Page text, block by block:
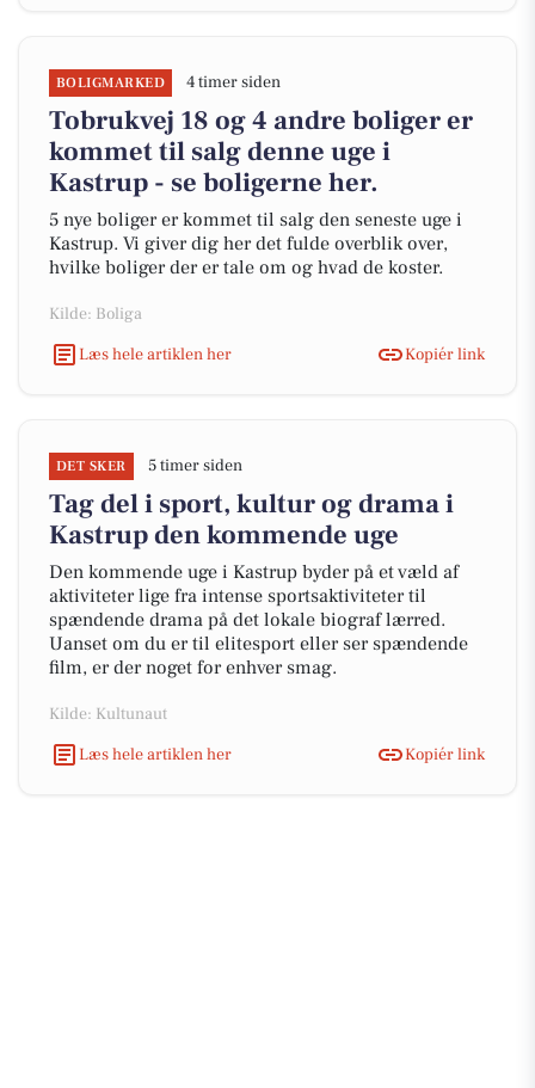
BOLIGMARKED 4 timer siden
Tobrukvej 18 og 4 andre boliger er
kommet til salg denne uge i
Kastrup - se boligerne her.
5 nye boliger er kommet til salg den seneste uge i
Kastrup. Vi giver dig her det fulde overblik over,
hvilke boliger der er tale om og hvad de koster.
Kilde: Boliga
Læs hele artiklen her
Kopiér link
DET SKER 5 timer siden
Tag del i sport, kultur og drama i
Kastrup den kommende uge
Den kommende uge i Kastrup byder på et væld af
aktiviteter lige fra intense sportsaktiviteter til
spændende drama på det lokale biograf lærred.
Uanset om du er til elitesport eller ser spændende
film, er der noget for enhver smag.
Kilde: Kultunaut
Læs hele artiklen her
Kopiér link